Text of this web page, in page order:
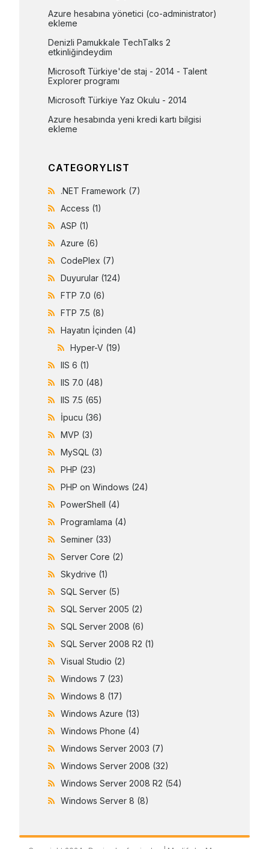
Azure hesabına yönetici (co-administrator)
ekleme
Denizli Pamukkale TechTalks 2
etkinliğindeydim
Microsoft Türkiye'de staj - 2014 - Talent
Explorer programı
Microsoft Türkiye Yaz Okulu - 2014
Azure hesabında yeni kredi kartı bilgisi
ekleme
CATEGORYLIST
.NET Framework (7)
Access (1)
ASP (1)
Azure (6)
CodePlex (7)
Duyurular (124)
FTP 7.0 (6)
FTP 7.5 (8)
Hayatın İçinden (4)
Hyper-V (19)
IIS 6 (1)
IIS 7.0 (48)
IIS 7.5 (65)
İpucu (36)
MVP (3)
MySQL (3)
PHP (23)
PHP on Windows (24)
PowerShell (4)
Programlama (4)
Seminer (33)
Server Core (2)
Skydrive (1)
SQL Server (5)
SQL Server 2005 (2)
SQL Server 2008 (6)
SQL Server 2008 R2 (1)
Visual Studio (2)
Windows 7 (23)
Windows 8 (17)
Windows Azure (13)
Windows Phone (4)
Windows Server 2003 (7)
Windows Server 2008 (32)
Windows Server 2008 R2 (54)
Windows Server 8 (8)